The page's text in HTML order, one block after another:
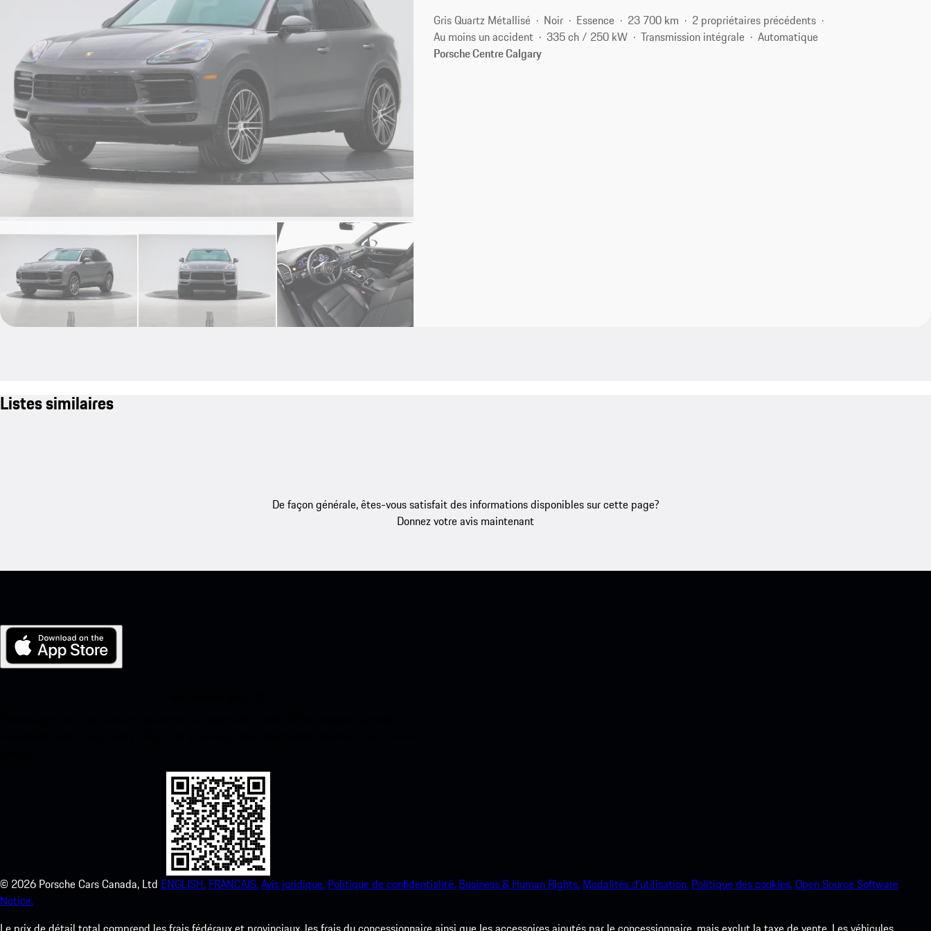
Gris Quartz Métallisé Noir Essence 23 700 km
2 propriétaires précédents
Au moins un accident
335 ch / 250 kW Transmission intégrale
Automatique
Porsche Centre Calgary
Listes similaires
De façon générale, êtes-vous satisfait des informations disponibles sur cette page?
Donnez votre avis maintenant
© 2026 Porsche Cars Canada, Ltd ENGLISH. FRANCAIS.Avis juridique. Politique de confidentialité. Business & Human Rights. Modalités d’utilisation. Politique des cookies.Open Source Software
Notice.